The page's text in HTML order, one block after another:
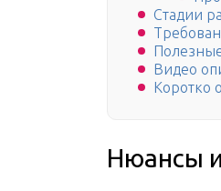
Стадии
Видео
Коротко
Нюансы